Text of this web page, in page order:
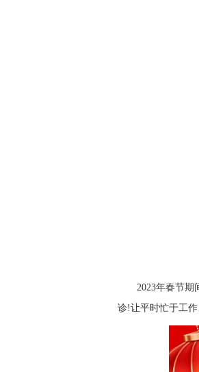
2023年春节期
诊!让平时忙于工